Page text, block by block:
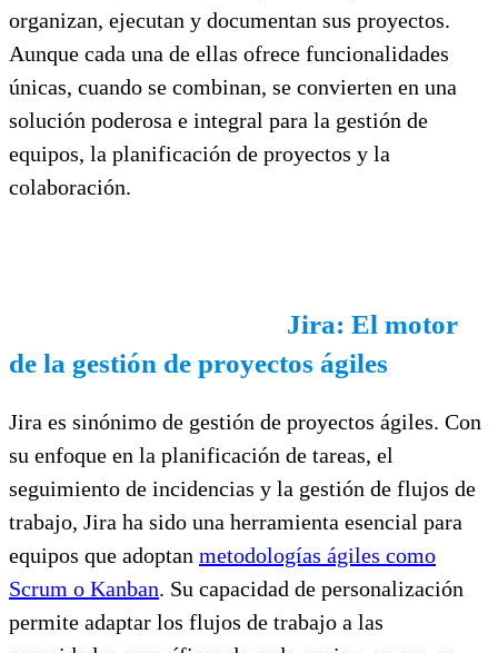
organizan, ejecutan y documentan sus proyectos.
Aunque cada una de ellas ofrece funcionalidades
únicas, cuando se combinan, se convierten en una
solución poderosa e integral para la gestión de
equipos, la planificación de proyectos y la
colaboración.
Jira: El motor
de la gestión de proyectos ágiles
Jira es sinónimo de gestión de proyectos ágiles. Con
su enfoque en la planificación de tareas, el
seguimiento de incidencias y la gestión de flujos de
trabajo, Jira ha sido una herramienta esencial para
equipos que adoptan metodologías ágiles como
Scrum o Kanban. Su capacidad de personalización
permite adaptar los flujos de trabajo a las